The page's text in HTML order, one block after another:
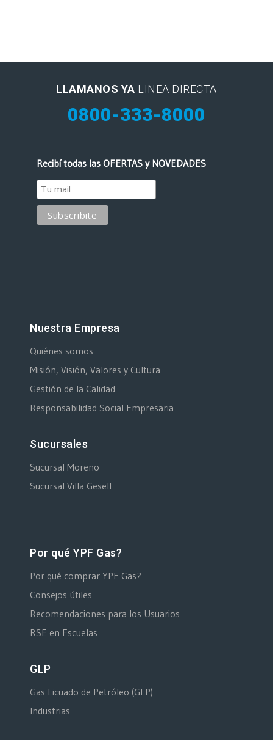
LLAMANOS YA LINEA DIRECTA
0800-333-8000
Recibí todas las OFERTAS y NOVEDADES
Nuestra Empresa
Quiénes somos
Misión, Visión, Valores y Cultura
Gestión de la Calidad
Responsabilidad Social Empresaria
Sucursales
Sucursal Moreno
Sucursal Villa Gesell
Por qué YPF Gas?
Por qué comprar YPF Gas?
Consejos útiles
Recomendaciones para los Usuarios
RSE en Escuelas
GLP
Gas Licuado de Petróleo (GLP)
Industrias